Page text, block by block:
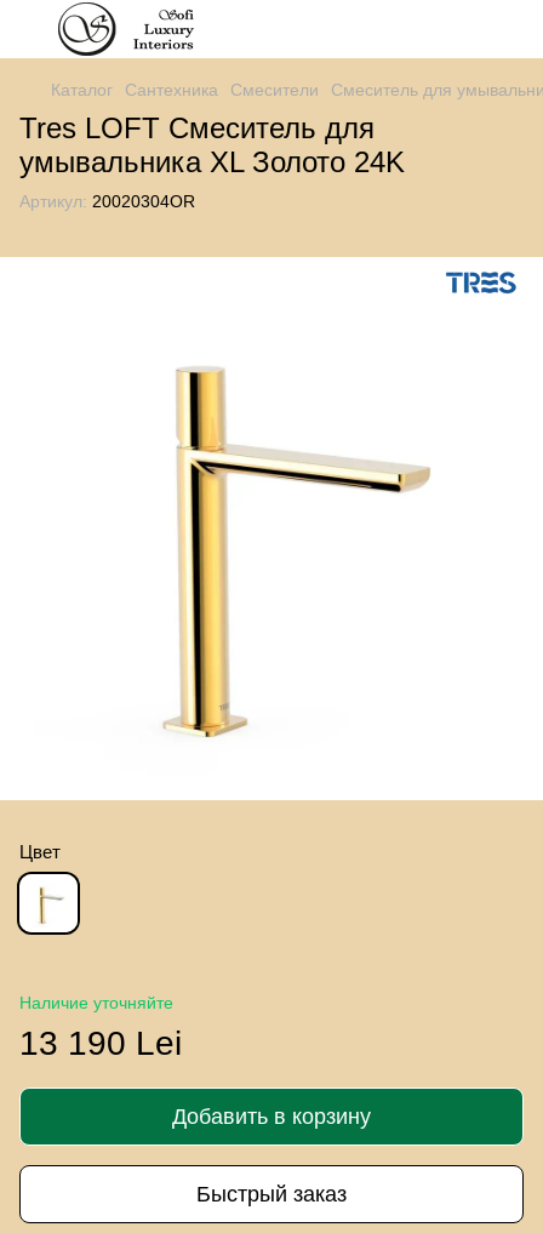
Каталог Сантехника Смесители Смеситель для
Tres LOFT Смеситель для
умывальника XL Золото 24K
Артикул: 20020304OR
Цвет
Наличие уточняйте
13 190 Lei
Добавить в корзину
Быстрый заказ